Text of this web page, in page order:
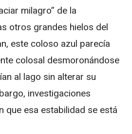
milagro” de la
otros grandes hielos del
este coloso azul parecía
colosal desmoronándose
al lago sin alterar su
investigaciones
que esa estabilidad se está